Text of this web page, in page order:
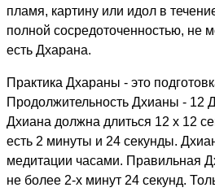
пламя, картину или идол в
полной сосредоточенностью, не
есть Дхарана.
Практика Дхараны - это
Продолжительность Дхианы - 12
Дхиана должна длиться 12 х 12
есть 2 минуты и 24 секунды.
медитации часами. Правильная
не более 2-х минут 24 секунд.